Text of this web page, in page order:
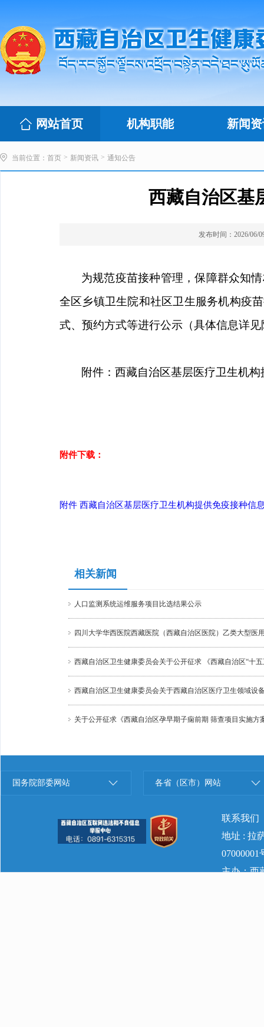
网站首页 机构职能 新闻
当前位置： 首页 > 新闻资讯 > 通知公告
西藏自治区基
发布时间：2026/06/
为规范疫苗接种管理，保障群众知
全区乡镇卫生院和社区卫生服务机构疫
式、预约方式等进行公示 （具体信息详
附件：西藏自治区基层医疗卫生机
附件下载：
附件 西藏自治区基层医疗卫生机构提供免疫接种信
相关新闻
人口监测系统运维服务项目比选结果公示
四川大学华西医院西藏医院（西藏自治区医院）乙类大型医
西藏自治区卫生健康委员会关于公开征求 《西藏自治区“十
西藏自治区卫生健康委员会关于西藏自治区医疗卫生领域设
关于公开征求《西藏自治区孕早期子痫前期 筛查项目实施方
国务院部委网站 各省（区市）网站
联系我们
地址 : 拉
07000001
主办：西